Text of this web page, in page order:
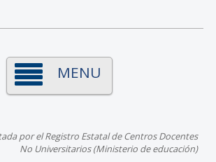
MENU
por el Registro Estatal de Centros Docentes
No Universitarios (Ministerio de educación)